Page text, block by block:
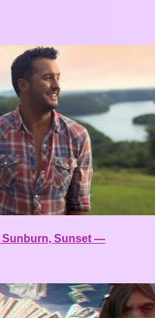
Sunset —